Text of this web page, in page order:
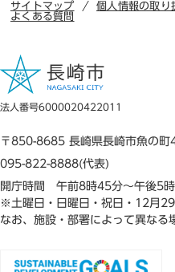
サイトマップ 個人情報の取り
よくある質問
法人番号6000020422011
〒850-8685 長崎県長崎市魚の町
095-822-8888(代表)
開庁時間 午前8時45分～午後5
※土曜日・日曜日・祝日・12月29
なお、施設・部署によって異なる